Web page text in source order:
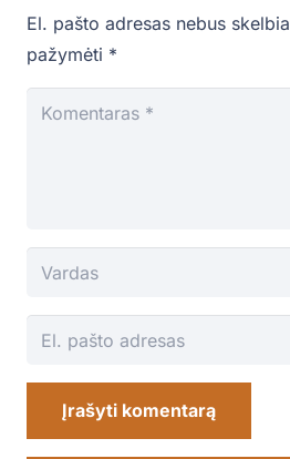
El. pašto adresas nebus
pažymėti *
Įrašyti komentarą